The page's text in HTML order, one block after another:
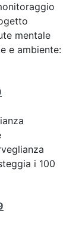
mentale
e ambiente:
i 100